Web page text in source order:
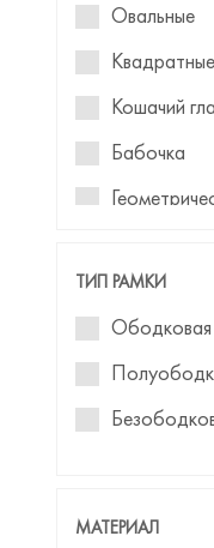
Boss
Bulget
BVLGARI
Calvin Klein
Carolina
Diesel
Овальные
Квадратные
Кошачий
Бабочка
ТИП РАМКИ
Ободковая
МАТЕРИАЛ